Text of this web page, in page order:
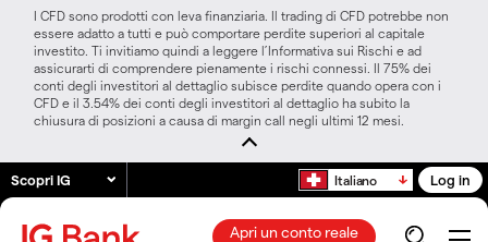
I CFD sono prodotti con leva finanziaria. Il trading di CFD potrebbe non
essere adatto a tutti e può comportare perdite superiori al capitale
investito. Ti invitiamo quindi a leggere l’Informativa sui Rischi e ad
assicurarti di comprendere pienamente i rischi connessi. Il 75% dei
conti degli investitori al dettaglio subisce perdite quando opera con i
CFD e il 3.54% dei conti degli investitori al dettaglio ha subito la
chiusura di posizioni a causa di margin call negli ultimi 12 mesi.
Scopri IG Italiano Log in
Apri un conto reale